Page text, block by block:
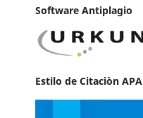
Software Antiplagio
Estilo de Citaciòn APA